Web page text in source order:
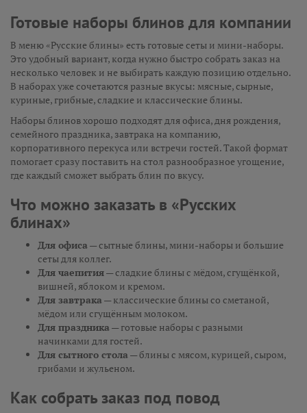
Готовые наборы блинов для компании
В меню «Русские блины» есть готовые сеты и мини-наборы.
Это удобный вариант, когда нужно быстро собрать заказ на
несколько человек и не выбирать каждую позицию отдельно.
В наборах уже сочетаются разные вкусы: мясные, сырные,
куриные, грибные, сладкие и классические блины.
Наборы блинов хорошо подходят для офиса, дня рождения,
семейного праздника, завтрака на компанию,
корпоративного перекуса или встречи гостей. Такой формат
помогает сразу поставить на стол разнообразное угощение,
где каждый сможет выбрать блин по вкусу.
Что можно заказать в «Русских
блинах»
Для офиса— сытные блины, мини-наборы и большие
сеты для коллег.
Для чаепития— сладкие блины с мёдом, сгущёнкой,
вишней, яблоком и кремом.
Для завтрака— классические блины со сметаной,
мёдом или сгущённым молоком.
Для праздника— готовые наборы с разными
начинками для гостей.
Для сытного стола— блины с мясом, курицей, сыром,
грибами и жульеном.
Как собрать заказ под повод